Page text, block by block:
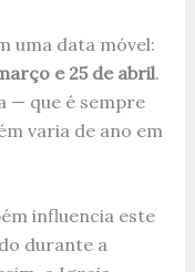
uma data móvel:
e 25 de abril.
— que é sempre
varia de ano em
influencia este
durante a